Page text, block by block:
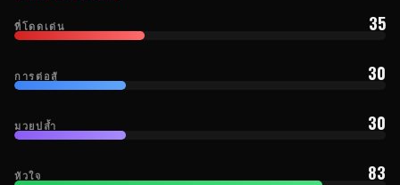
ที่โดดเด่น 35
การต่อสู้ 30
มวยปล้ำ 30
หัวใจ 83